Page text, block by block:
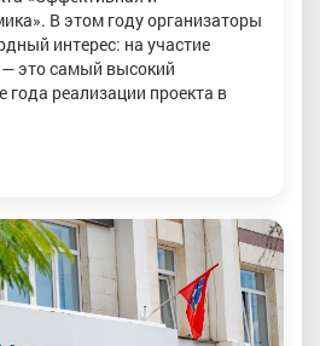
В этом году организаторы
интерес: на участие
— это самый высокий
года реализации проекта в